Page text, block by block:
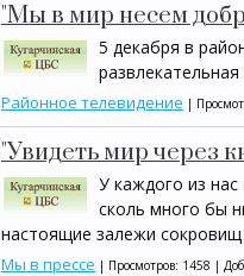
"Мы в мир несем
5 декабря в
Районное телевидение |
"Увидеть мир через
У каждого из нас
сколь много бы
настоящие залежи
Мы в прессе | Просмотров: 1458 |